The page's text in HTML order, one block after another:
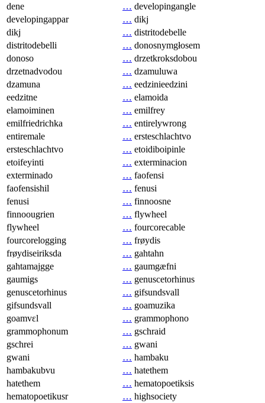
dene
… developingangle
developingappar
… dikj
dikj
… distritodebelle
distritodebelli
… donosnymgłosem
donoso
… drzetkroksdobou
drzetnadvodou
… dzamuluwa
dzamuna
… eedzinieedzini
eedzitne
… elamoida
elamoiminen
… emilfrey
emilfriedrichka
… entirelywrong
entiremale
… ersteschlachtvo
ersteschlachtvo
… etoidiboipinle
etoifeyinti
… exterminacion
exterminado
… faofensi
faofensishil
… fenusi
fenusi
… finnoosne
finnoougrien
… flywheel
flywheel
… fourcorecable
fourcorelogging
… frøydis
frøydiseiriksda
… gahtahn
gahtamajgge
… gaumgæfni
gaumigs
… genuscetorhinus
genuscetorhinus
… gifsundsvall
gifsundsvall
… goamuzika
goamvɛl
… grammophono
grammophonum
… gschraid
gschrei
… gwani
gwani
… hambaku
hambakubvu
… hatethem
hatethem
… hematopoetiksis
hematopoetikusr
… highsociety